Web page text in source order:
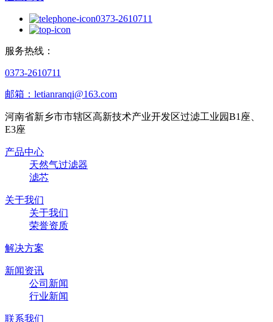
0373-2610711
服务热线：
0373-2610711
邮箱：letianranqi@163.com
河南省新乡市市辖区高新技术产业开发区过滤工业园B1座、
E3座
产品中心
天然气过滤器
滤芯
关于我们
关于我们
荣誉资质
解决方案
新闻资讯
公司新闻
行业新闻
联系我们